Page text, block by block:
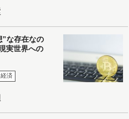
”な存在なの
実世界への
済